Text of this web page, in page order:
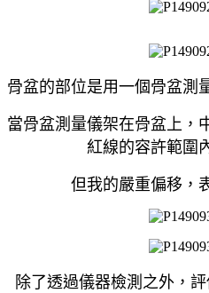
骨盆的部位是用一個骨盆測
當骨盆測量儀架在骨盆上，
紅線的容許範圍
但我的嚴重偏移，
除了透過儀器檢測之外，